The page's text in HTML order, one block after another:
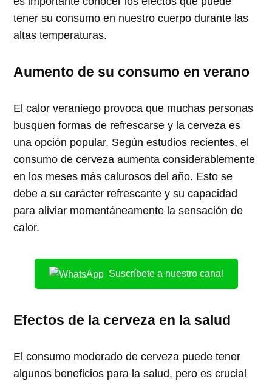
tener su consumo en nuestro cuerpo durante las
altas temperaturas.
Aumento de su consumo en verano
El calor veraniego provoca que muchas personas
busquen formas de refrescarse y la cerveza es
una opción popular. Según estudios recientes, el
consumo de cerveza aumenta considerablemente
en los meses más calurosos del año. Esto se
debe a su carácter refrescante y su capacidad
para aliviar momentáneamente la sensación de
calor.
Suscríbete a nuestro canal
Efectos de la cerveza en la salud
El consumo moderado de cerveza puede tener
algunos beneficios para la salud, pero es crucial